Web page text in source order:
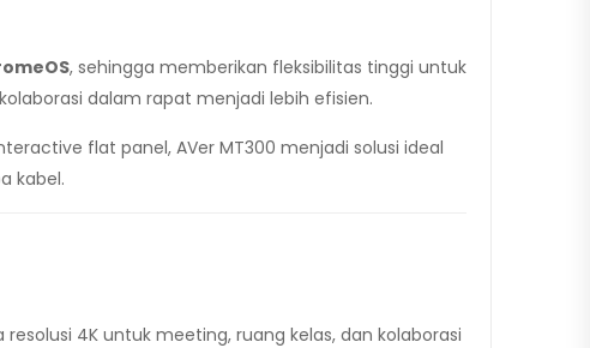
, sehingga memberikan fleksibilitas tinggi untuk
dalam rapat menjadi lebih efisien.
flat panel, AVer MT300 menjadi solusi ideal
kabel.
4K untuk meeting, ruang kelas, dan kolaborasi